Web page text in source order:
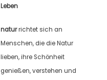
Leben
naturrichtet sich an
Menschen, die die Natur
lieben, ihre Schönheit
genießen, verstehen und